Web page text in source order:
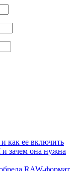
как ее включить
зачем она нужна
RAW-формат